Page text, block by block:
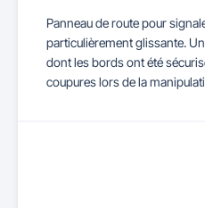
Panneau de route pour
particulièrement glissante.
dont les bords ont été
coupures lors de la